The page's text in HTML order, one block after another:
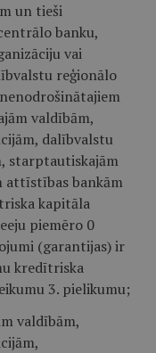
un tieši
banku,
vai
reģionālo
valdībām,
dalībvalstu
starptautiskajām
attīstības bankām
kapitāla
piemēro 0
(garantijas) ir
kredītriska
3. pielikumu;
valdībām,